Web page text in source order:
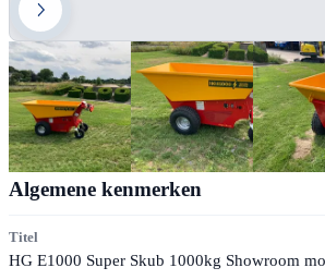
Algemene kenmerken
Titel
HG E1000 Super Skub 1000kg Showroom